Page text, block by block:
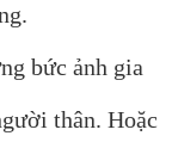
bức ảnh gia
thân. Hoặc